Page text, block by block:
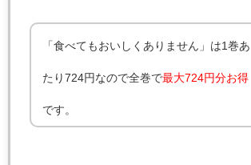
「食べてもおいしくありません」は1巻あ
たり724円なので全巻で最大724円分お得
です。